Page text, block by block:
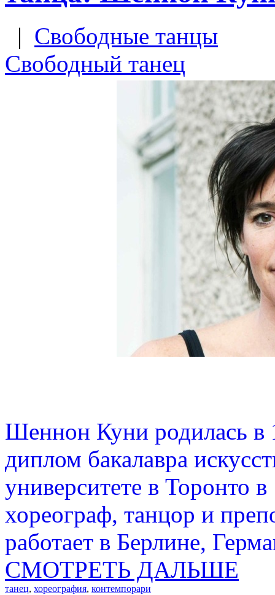
| Свободные танцы
Свободный танец
Шеннон Куни родилась в
диплом бакалавра
университете в Торонто
хореограф, танцор и
работает в Берлине,
СМОТРЕТЬ ДАЛЬШЕ
танец, хореография, контемпорари